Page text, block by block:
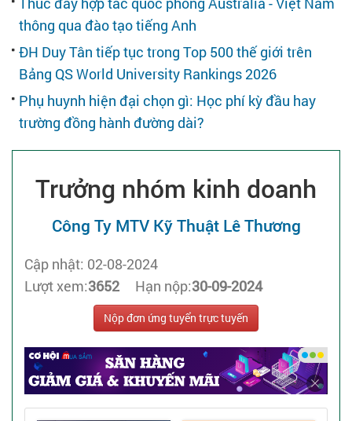
Nhà tuyển dụng
thông qua đào tạo tiếng Anh
ĐH Duy Tân tiếp tục trong Top 500 thế giới trên
Bảng QS World University Rankings 2026
Phụ huynh hiện đại chọn gì: Học phí kỳ đầu hay
trường đồng hành đường dài?
Trưởng nhóm kinh doanh
Công Ty MTV Kỹ Thuật Lê Thương
Cập nhật: 02-08-2024
Lượt xem:3652 Hạn nộp:30-09-2024
Nộp đơn ứng tuyển trực tuyến